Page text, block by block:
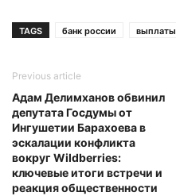
TAGS банк россии выплаты
Previous article
Адам Делимханов обвинил
депутата Госдумы от
Ингушетии Барахоева в
эскалации конфликта
вокруг Wildberries:
ключевые итоги встречи и
реакция общественности